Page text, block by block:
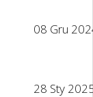
08 Gru
28 Sty